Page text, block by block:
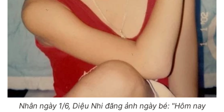
Nhân ngày 1/6, Diệu Nhi đăng ảnh ngày bé: "Hôm nay